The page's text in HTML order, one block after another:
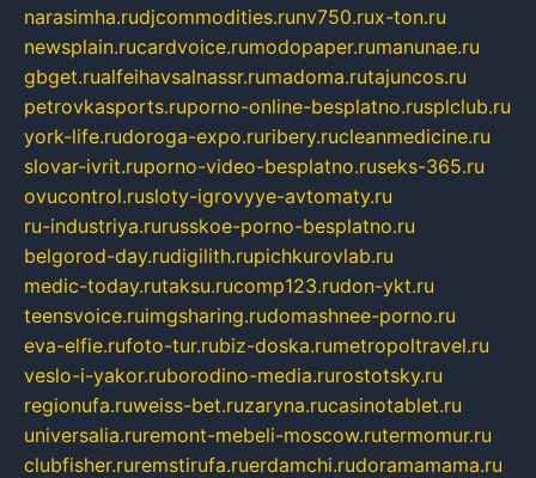
narasimha.rudjcommodities.runv750.rux-ton.ru
newsplain.rucardvoice.rumodopaper.rumanunae.ru
gbget.rualfeihavsalnassr.rumadoma.rutajuncos.ru
petrovkasports.ruporno-online-besplatno.rusplclub.ru
york-life.rudoroga-expo.ruribery.rucleanmedicine.ru
slovar-ivrit.ruporno-video-besplatno.ruseks-365.ru
ovucontrol.rusloty-igrovyye-avtomaty.ru
ru-industriya.rurusskoe-porno-besplatno.ru
belgorod-day.rudigilith.rupichkurovlab.ru
medic-today.rutaksu.rucomp123.rudon-ykt.ru
teensvoice.ruimgsharing.rudomashnee-porno.ru
eva-elfie.rufoto-tur.rubiz-doska.rumetropoltravel.ru
veslo-i-yakor.ruborodino-media.rurostotsky.ru
regionufa.ruweiss-bet.ruzaryna.rucasinotablet.ru
universalia.ruremont-mebeli-moscow.rutermomur.ru
clubfisher.ruremstirufa.ruerdamchi.rudoramamama.ru